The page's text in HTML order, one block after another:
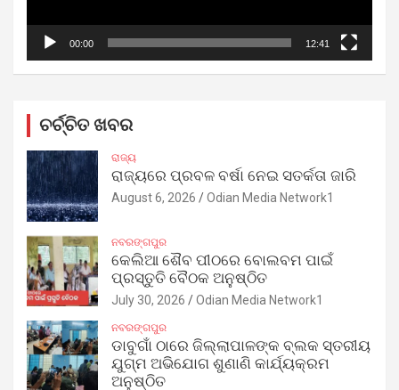
00:00 12:41
ଚର୍ଚ୍ଚିତ ଖବର
ରାଜ୍ୟ
ରାଜ୍ୟରେ ପ୍ରବଳ ବର୍ଷା ନେଇ ସତର୍କତା ଜାରି
August 6, 2026 Odian Media Network1
ନବରଙ୍ଗପୁର
କେଲିଆ ଶୈବ ପୀଠରେ ବୋଲବମ ପାଇଁ
ପ୍ରସ୍ତୁତି ବୈଠକ ଅନୁଷ୍ଠିତ
July 30, 2026 Odian Media Network1
ନବରଙ୍ଗପୁର
ଡାବୁଗାଁ ଠାରେ ଜିଲ୍ଲାପାଳଙ୍କ ବ୍ଲକ ସ୍ତରୀୟ
ଯୁଗ୍ମ ଅଭିଯୋଗ ଶୁଣାଣି କାର୍ଯ୍ୟକ୍ରମ
ଅନୁଷ୍ଠିତ